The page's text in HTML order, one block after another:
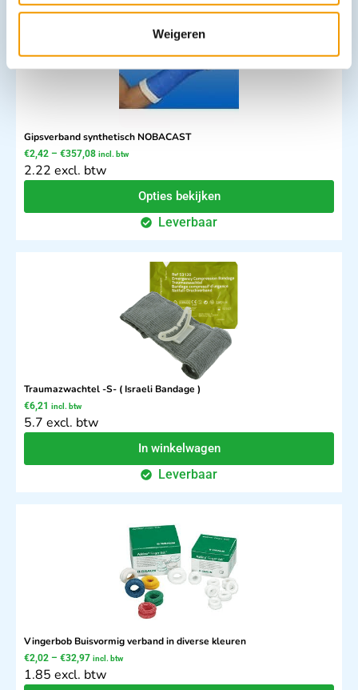
Weigeren
Gipsverband synthetisch NOBACAST
€2,42 – €357,08 incl. btw
2.22 excl. btw
Opties bekijken
Leverbaar
Traumazwachtel -S- ( Israeli Bandage )
€6,21 incl. btw
5.7 excl. btw
In winkelwagen
Leverbaar
Vingerbob Buisvormig verband in diverse kleuren
€2,02 – €32,97 incl. btw
1.85 excl. btw